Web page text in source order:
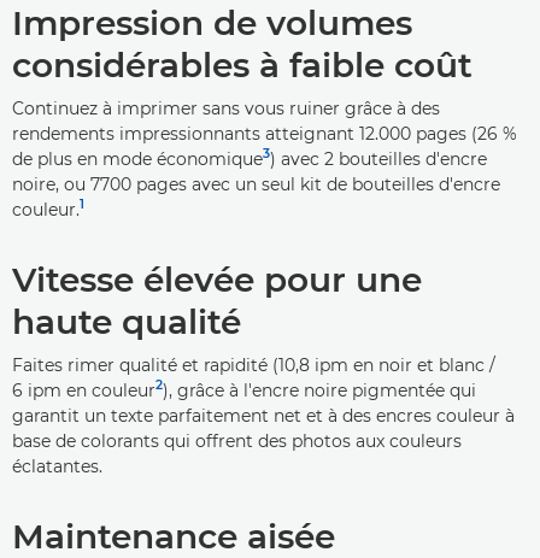
Impression de volumes
considérables à faible coût
Continuez à imprimer sans vous ruiner grâce à des
rendements impressionnants atteignant 12.000 pages (26 %
de plus en mode économique3) avec 2 bouteilles d'encre
noire, ou 7700 pages avec un seul kit de bouteilles d'encre
couleur.1
Vitesse élevée pour une
haute qualité
Faites rimer qualité et rapidité (10,8 ipm en noir et blanc /
6 ipm en couleur2), grâce à l'encre noire pigmentée qui
garantit un texte parfaitement net et à des encres couleur à
base de colorants qui offrent des photos aux couleurs
éclatantes.
Maintenance aisée